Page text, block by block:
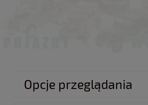
Opcje przeglądania